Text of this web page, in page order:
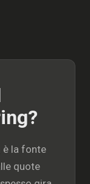
è la fonte
quote